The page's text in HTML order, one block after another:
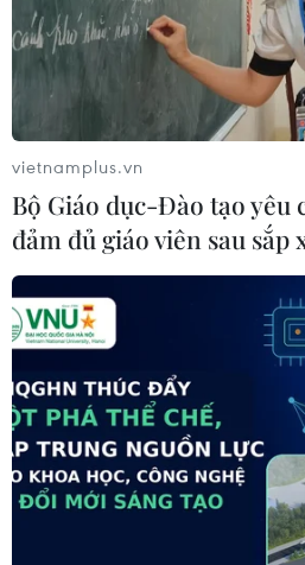
vietnamplus.vn
Bộ Giáo dục-Đào tạo yêu
đảm đủ giáo viên sau sắp